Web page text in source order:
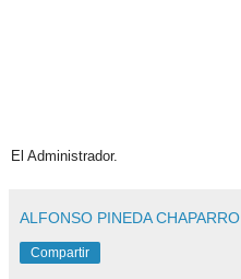
El Administrador.
ALFONSO PINEDA CHAPARRO
Compartir